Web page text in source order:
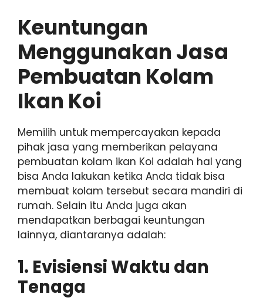
Keuntungan
Menggunakan Jasa
Pembuatan Kolam
Ikan Koi
Memilih untuk mempercayakan kepada
pihak jasa yang memberikan pelayana
pembuatan kolam ikan Koi adalah hal yang
bisa Anda lakukan ketika Anda tidak bisa
membuat kolam tersebut secara mandiri di
rumah. Selain itu Anda juga akan
mendapatkan berbagai keuntungan
lainnya, diantaranya adalah:
1. Evisiensi Waktu dan
Tenaga